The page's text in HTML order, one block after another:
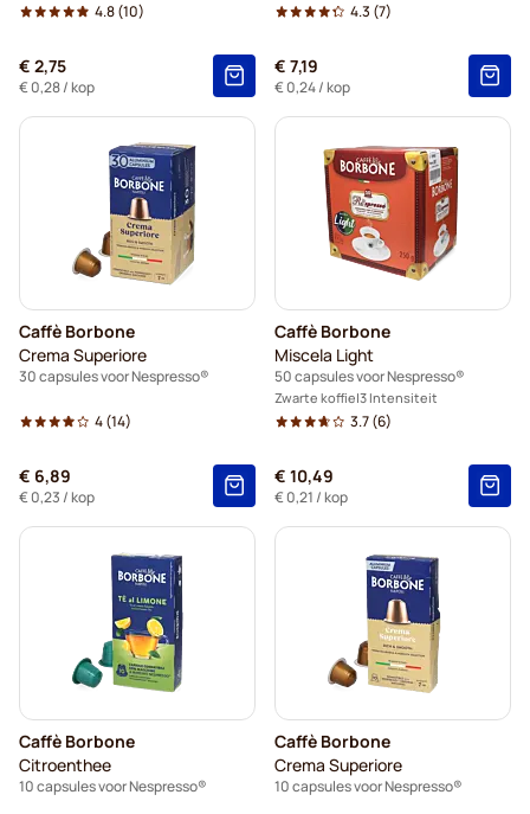
4.8(10)
€ 2,75
€ 0,28/ kop
4.3 (7)
€ 7,19
€ 0,24/ kop
Caffè Borbone
Crema Superiore
30 capsules voor Nespresso®
4(14)
€ 6,89
€ 0,23 / kop
Caffè Borbone
Miscela Light
50 capsules voor Nespresso®
Zwarte koffie 3 Intensiteit
3.7(6)
€ 10,49
€ 0,21 / kop
Caffè Borbone
Citroenthee
10 capsules voor Nespresso®
Caffè Borbone
Crema Superiore
10 capsules voor Nespresso®